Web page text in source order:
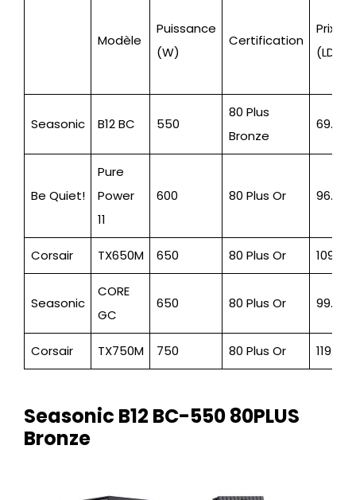
Modèle
Puissance
(W)
Certification
Prix
(LDLC)
Seasonic B12 BC 550
80 Plus
Bronze
69.95
Be Quiet!
Pure
Power
11
600 80 Plus Or 96.95
Corsair TX650M 650 80 Plus Or 109.94
Seasonic
CORE
GC
650 80 Plus Or 99.95
Corsair TX750M 750 80 Plus Or 119.95
Seasonic B12 BC-550 80PLUS
Bronze